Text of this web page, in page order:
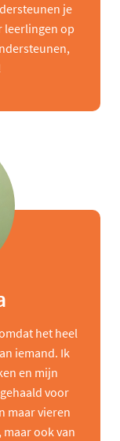
je
leerlingen op
het heel
iemand. Ik
en mijn
voor
maar vieren
maar ook van